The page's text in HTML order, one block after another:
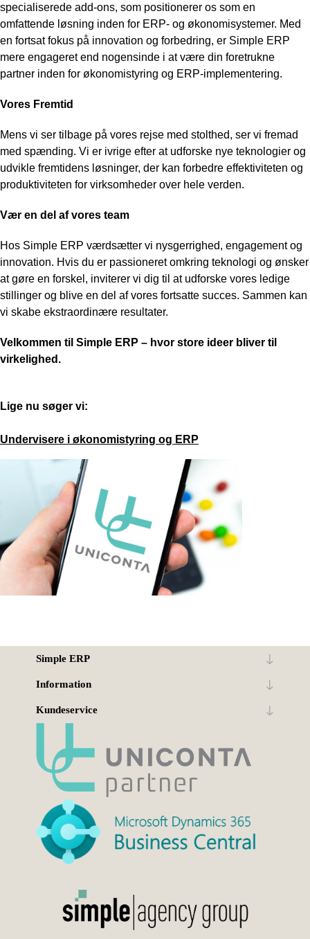
specialiserede add-ons, som positionerer os som en
omfattende løsning inden for ERP- og økonomisystemer. Med
en fortsat fokus på innovation og forbedring, er Simple ERP
mere engageret end nogensinde i at være din foretrukne
partner inden for økonomistyring og ERP-implementering.
Vores Fremtid
Mens vi ser tilbage på vores rejse med stolthed, ser vi fremad
med spænding. Vi er ivrige efter at udforske nye teknologier og
udvikle fremtidens løsninger, der kan forbedre effektiviteten og
produktiviteten for virksomheder over hele verden.
Vær en del af vores team
Hos Simple ERP værdsætter vi nysgerrighed, engagement og
innovation. Hvis du er passioneret omkring teknologi og ønsker
at gøre en forskel, inviterer vi dig til at udforske vores ledige
stillinger og blive en del af vores fortsatte succes. Sammen kan
vi skabe ekstraordinære resultater.
Velkommen til Simple ERP – hvor store ideer bliver til
virkelighed.
Lige nu søger vi:
Undervisere i økonomistyring og ERP
Simple ERP
Information
Kundeservice